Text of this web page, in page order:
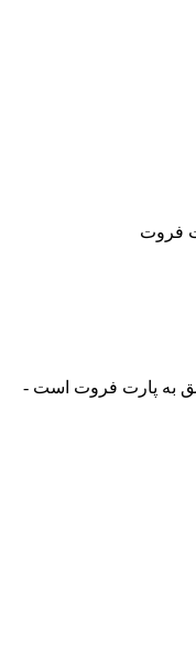
به پارت فروت است -